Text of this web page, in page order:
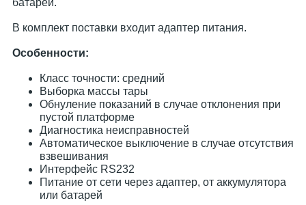
батареи.
В комплект поставки входит адаптер питания.
Особенности:
Класс точности: средний
Выборка массы тары
Обнуление показаний в случае отклонения при
пустой платформе
Диагностика неисправностей
Автоматическое выключение в случае отсутствия
взвешивания
Интерфейс RS232
Питание от сети через адаптер, от аккумулятора
или батарей